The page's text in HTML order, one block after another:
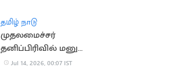
தமிழ் நாடு
முதலமைச்சர்
தனிப்பிரிவில் மனு
அளிக்க முடியாமல்
Jul 14, 2026, 00:07 IST